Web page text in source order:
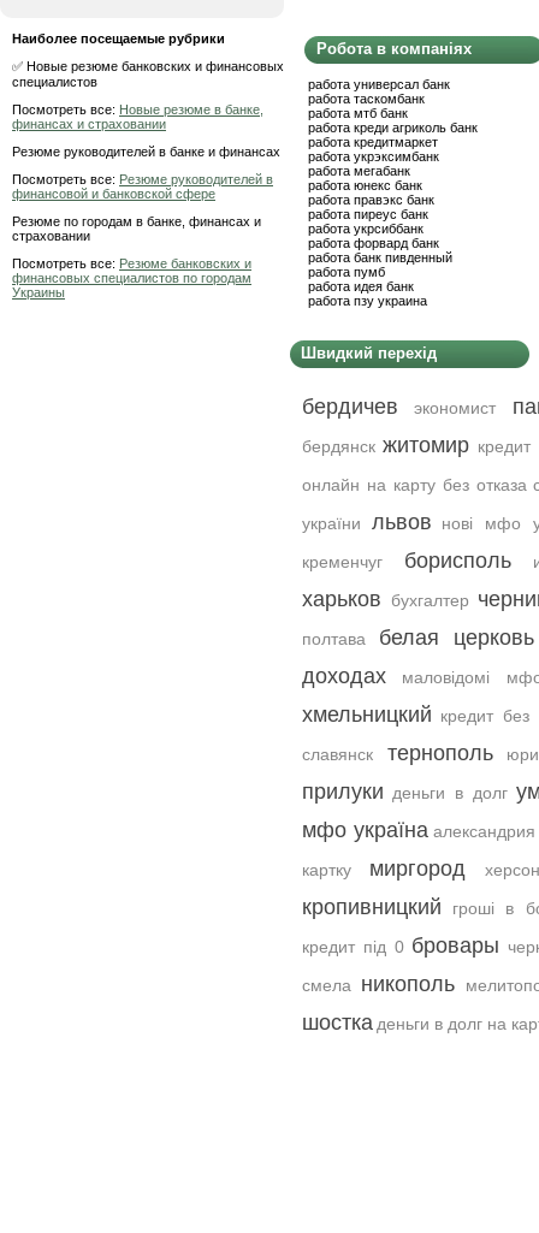
Наиболее посещаемые рубрики
✅ Новые резюме банковских и финансовых
специалистов
Посмотреть все: Новые резюме в банке,
финансах и страховании
Резюме руководителей в банке и финансах
Посмотреть все: Резюме руководителей в
финансовой и банковской сфере
Резюме по городам в банке, финансах и
страховании
Посмотреть все: Резюме банковских и
финансовых специалистов по городам
Украины
Робота в компаніях
работа универсал банк
работа таскомбанк
работа мтб банк
работа креди агриколь банк
работа кредитмаркет
работа укрэксимбанк
работа мегабанк
работа юнекс банк
работа правэкс банк
работа пиреус банк
работа укрсиббанк
работа форвард банк
работа банк пивденный
работа пумб
работа идея банк
работа пзу украина
Швидкий перехід
бердичев экономист
бердянск житомир
онлайн на карту без отказа
україни
львов
нові мфо
кременчуг
борисполь
харьков бухгалтер
полтава
белая церковь
доходах
маловідомі
хмельницкий кредит без
славянск
тернополь
прилуки деньги в долг
мфо україна александрия
картку
миргород херсон
кропивницкий
гроші в
кредит під 0 бровары
смела
никополь
шостка деньги в долг на